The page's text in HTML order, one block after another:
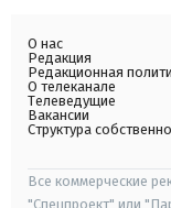
О нас
Редакция
Редакционная
О телеканале
Телеведущие
Вакансии
Структура
Все коммерческие
"Спецпроект" или